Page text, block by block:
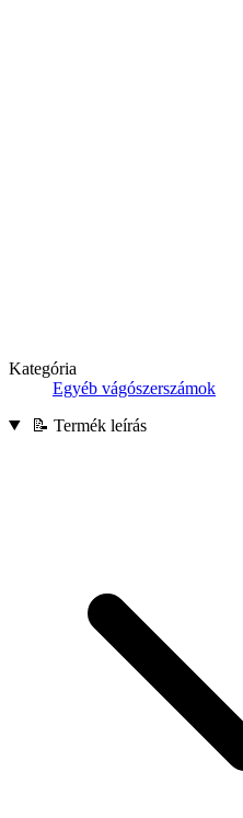
Kategória
Egyéb vágószerszámok
📝 Termék leírás